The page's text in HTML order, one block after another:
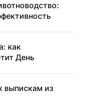
как
День
выпискам из